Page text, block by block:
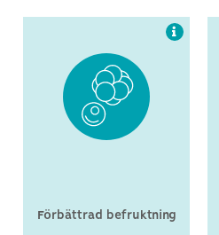
Förbättrad befruktning
Det är en